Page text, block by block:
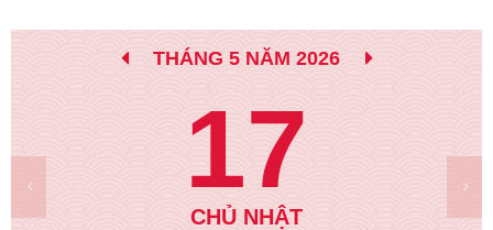
THÁNG 5 NĂM 2026
17
CHỦ NHẬT